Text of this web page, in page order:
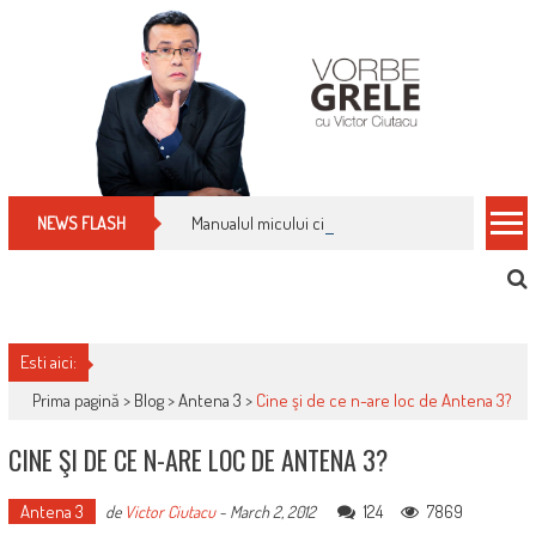
NEWS FLASH Manualul micului cititor de facturi: nu plăti
Esti aici:
Prima pagină > Blog>Antena 3 > Cine şi de ce n-are loc de Antena 3?
CINE ŞI DE CE N-ARE LOC DE ANTENA 3?
Antena 3 de Victor Ciutacu- March 2, 2012 124 7869